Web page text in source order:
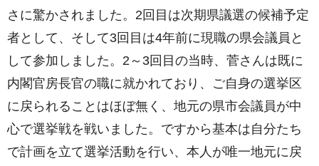
さに驚かされました。2回目は次期県議選の候補予定
者として、そして3回目は4年前に現職の県会議員と
して参加しました。2～3回目の当時、菅さんは既に
内閣官房長官の職に就かれており、ご自身の選挙区
に戻られることはほぼ無く、地元の県市会議員が中
心で選挙戦を戦いました。ですから基本は自分たち
で計画を立て選挙活動を行い、本人が唯一地元に戻